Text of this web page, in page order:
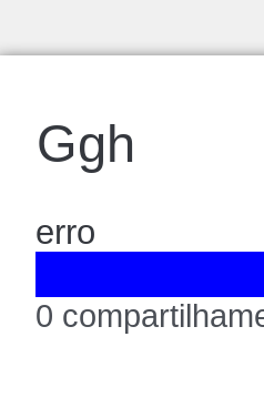
Ggh
erro
0